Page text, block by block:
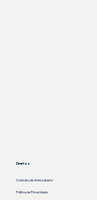
Direitos
Contrato de oferta aberto
Política de Privacidade